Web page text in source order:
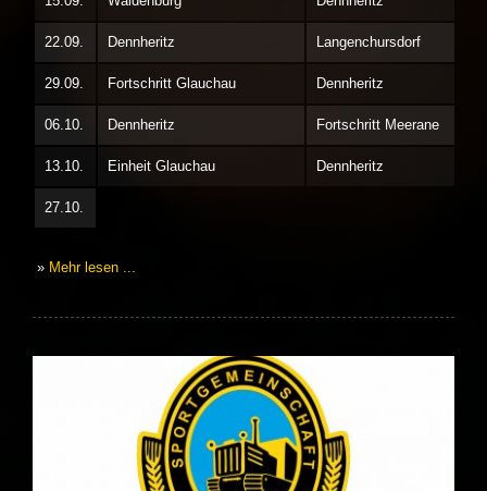
22.09. Dennheritz Langenchursdorf
29.09. Fortschritt Glauchau Dennheritz
06.10. Dennheritz Fortschritt Meerane
13.10. Einheit Glauchau Dennheritz
27.10.
» Mehr lesen ...